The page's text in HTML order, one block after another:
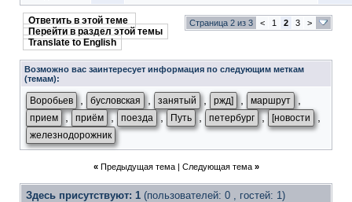
Ответить в этой теме
Перейти в раздел этой темы
Translate to English
Страница 2 из 3 < 1 2 3 >
Возможно вас заинтересует информация по следующим меткам
(темам):
Воробьев бусловская занятый ржд] маршрут
прием , приём , поезда , Путь , петербург , [новости
железнодорожник
« Предыдущая тема| Следующая тема »
Здесь присутствуют: 1 (пользователей: 0 , гостей: 1)